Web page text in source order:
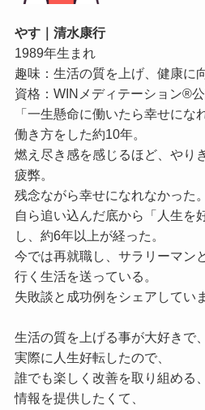
やす｜清水康行
1989年生まれ
趣味：生活の質を上げ、健康に
資格：WINメディテーション®
「一生懸命に働いたら幸せにな
働き方をした約10年。
燃え尽き感を感じるほど、やり
疲弊。
残念ながら幸せになれなかった。
自ら追い込んだ底から「人生を
し、約6年以上が経った。
今では再就職し、サラリーマン
行く生活を送っている。
失敗談と成功例をシェアしてい
生活の質を上げる事が大好きで、
実際に人生好転したので、
誰でも楽しく改善を取り組める、
情報を提供したくて、